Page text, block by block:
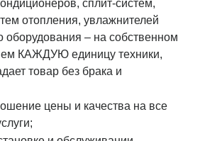
сплит-систем,
отопления, увлажнителей
оборудования – на собственном
КАЖДУЮ единицу техники,
товар без брака и
цены и качества на все